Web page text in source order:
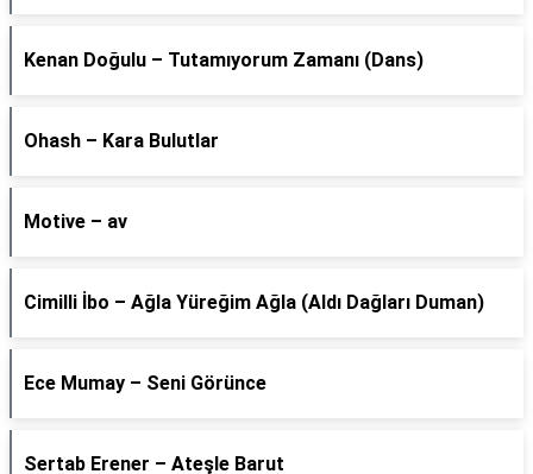
Kenan Doğulu – Tutamıyorum Zamanı (Dans)
Ohash – Kara Bulutlar
Motive – av
Cimilli İbo – Ağla Yüreğim Ağla (Aldı Dağları Duman)
Ece Mumay – Seni Görünce
Sertab Erener – Ateşle Barut